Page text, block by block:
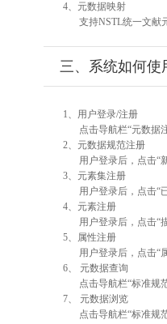
4、元数据映射
支持NSTL统一文献
三、系统如何使
1、用户登录/注册
点击导航栏“元数据
2、元数据规范注册
用户登录后，点击“
3、元素集注册
用户登录后，点击“
4、元素注册
用户登录后，点击“
5、属性注册
用户登录后，点击“
6、 元数据查询
点击导航栏“标准规
7、 元数据浏览
点击导航栏“标准规